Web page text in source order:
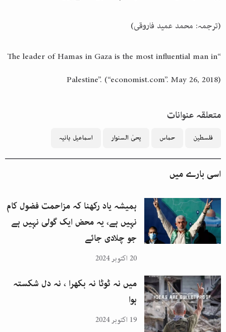
(ترجمہ: محمد عمید فاروقی)
“The leader of Hamas in Gaza is the most influential man in
Palestine”. (“economist.com”. May 26, 2018)
متعلقہ عنوانات
فلسطین حماس یحیٰ السنوار اسماعیل ہانیہ
اسی بارے میں
ہمیشہ یاد رکھنا کہ مزاحمت فضول کام
نہیں ہے، یہ محض ایک گولی نہیں ہے
جو چلادی جائے
20 اکتوبر 2024
میں نہ ٹوٹا نہ بکھرا ، نہ دل شکستہ
ہوا
19 اکتوبر 2024